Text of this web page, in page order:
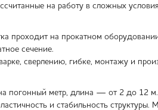
на работу в сложных
проходит на прокатном
сечение.
сверлению, гибке, монтажу и
погонный метр, длина — от 2 до 12 м.
и стабильность структуры.